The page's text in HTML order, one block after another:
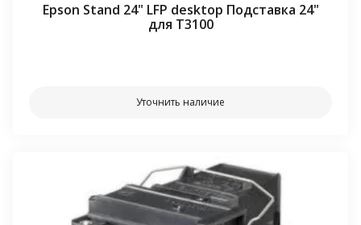
Epson Stand 24" LFP desktop Подставка 24"
для T3100
Уточнить наличие